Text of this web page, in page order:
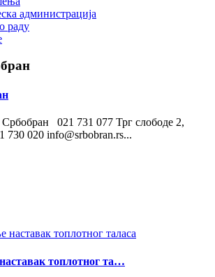
администрација
раду
021 731 077 Трг слободе 2,
730 020 info@srbobran.rs...
топлотног та…